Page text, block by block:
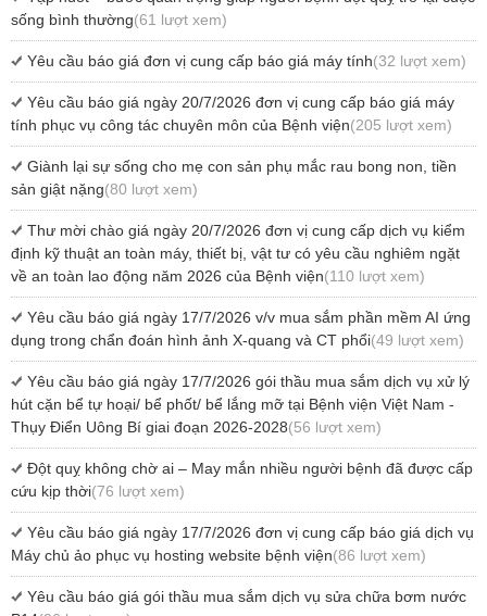
sống bình thường(61 lượt xem)
Yêu cầu báo giá đơn vị cung cấp báo giá máy tính(32 lượt xem)
Yêu cầu báo giá ngày 20/7/2026 đơn vị cung cấp báo giá máy
tính phục vụ công tác chuyên môn của Bệnh viện(205 lượt xem)
Giành lại sự sống cho mẹ con sản phụ mắc rau bong non, tiền
sản giật nặng(80 lượt xem)
Thư mời chào giá ngày 20/7/2026 đơn vị cung cấp dịch vụ kiểm
định kỹ thuật an toàn máy, thiết bị, vật tư có yêu cầu nghiêm ngặt
về an toàn lao động năm 2026 của Bệnh viện(110 lượt xem)
Yêu cầu báo giá ngày 17/7/2026 v/v mua sắm phần mềm AI ứng
dụng trong chẩn đoán hình ảnh X-quang và CT phổi(49 lượt xem)
Yêu cầu báo giá ngày 17/7/2026 gói thầu mua sắm dịch vụ xử lý
hút cặn bể tự hoại/ bể phốt/ bể lắng mỡ tại Bệnh viện Việt Nam -
Thụy Điển Uông Bí giai đoạn 2026-2028(56 lượt xem)
Đột quỵ không chờ ai – May mắn nhiều người bệnh đã được cấp
cứu kịp thời(76 lượt xem)
Yêu cầu báo giá ngày 17/7/2026 đơn vị cung cấp báo giá dịch vụ
Máy chủ ảo phục vụ hosting website bệnh viện(86 lượt xem)
Yêu cầu báo giá gói thầu mua sắm dịch vụ sửa chữa bơm nước